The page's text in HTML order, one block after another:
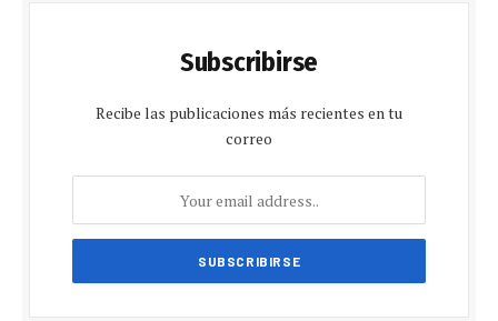
Subscribirse
Recibe las publicaciones más recientes en tu
correo